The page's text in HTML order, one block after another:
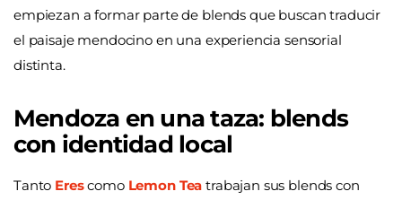
empiezan a formar parte de blends que buscan traducir
el paisaje mendocino en una experiencia sensorial
distinta.
Mendoza en una taza: blends
con identidad local
Tanto Erescomo Lemon Tea trabajan sus blends con